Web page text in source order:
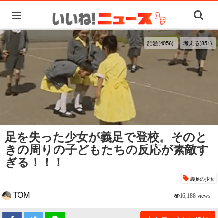
話題(4056) 考える(851)
足を失った少女が義足で登校。そのと
きの周りの子どもたちの反応が素敵す
ぎる！！！
義足の少女
TOM 16,188 views